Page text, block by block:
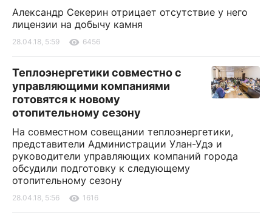
Александр Секерин отрицает отсутствие у него
лицензии на добычу камня
28.04.18, 5:59 6456
Теплоэнергетики совместно с
управляющими компаниями
готовятся к новому
отопительному сезону
На совместном совещании теплоэнергетики,
представители Администрации Улан-Удэ и
руководители управляющих компаний города
обсудили подготовку к следующему
отопительному сезону
28.04.18, 5:56 1616